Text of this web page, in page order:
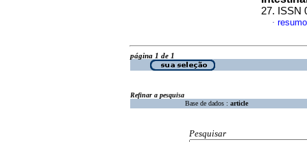
27. ISSN
·
página 1 de 1
Refinar a pesquisa
Base de dados : article
Pesquisar